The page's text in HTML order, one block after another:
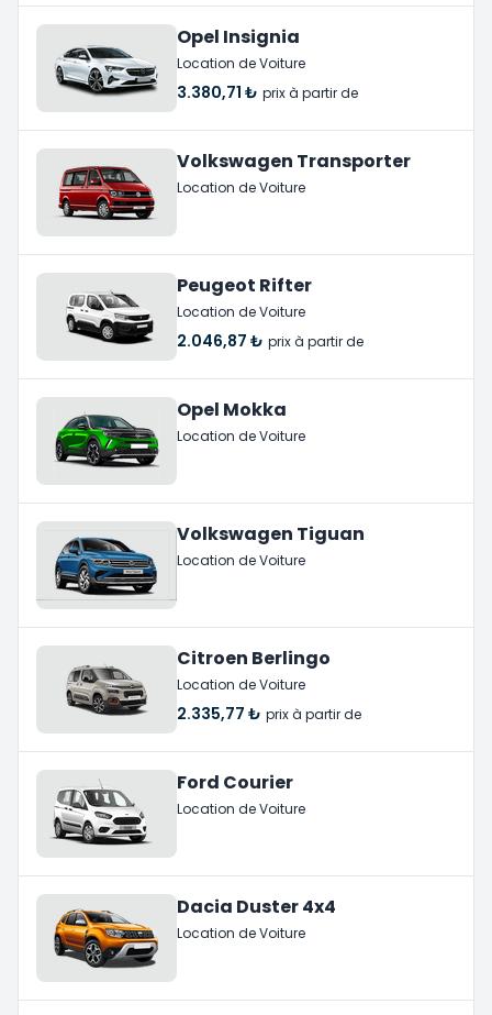
Opel Insignia
Location de Voiture
3.380,71 ₺ prix à partir de
Volkswagen Transporter
Location de Voiture
Peugeot Rifter
Location de Voiture
2.046,87 ₺ prix à partir de
Opel Mokka
Location de Voiture
Volkswagen Tiguan
Location de Voiture
Citroen Berlingo
Location de Voiture
2.335,77 ₺ prix à partir de
Ford Courier
Location de Voiture
Dacia Duster 4x4
Location de Voiture